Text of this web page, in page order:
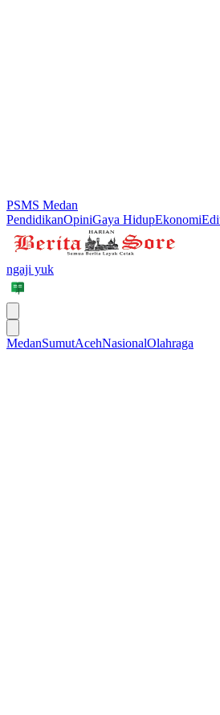
PSMS Medan
PendidikanOpiniGaya HidupEkonomi
ngaji yuk
MedanSumutAcehNasionalOlahraga